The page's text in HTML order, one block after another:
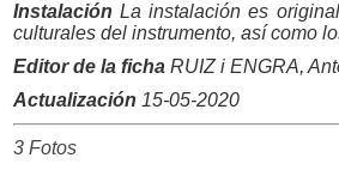
Instalación La instalación es
culturales del instrumento, así como
Editor de la ficha RUIZ i ENGRA,
Actualización 15-05-2020
3 Fotos